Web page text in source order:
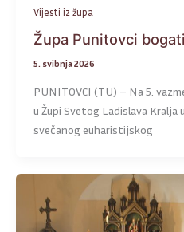
Vijesti iz župa
Župa Punitovci
5. svibnja 2026
PUNITOVCI (TU) – Na 5.
u Župi Svetog Ladislava Kralja
svečanog euharistijskog